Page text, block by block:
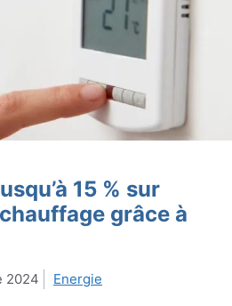
15 % sur
grâce à
2024 Energie